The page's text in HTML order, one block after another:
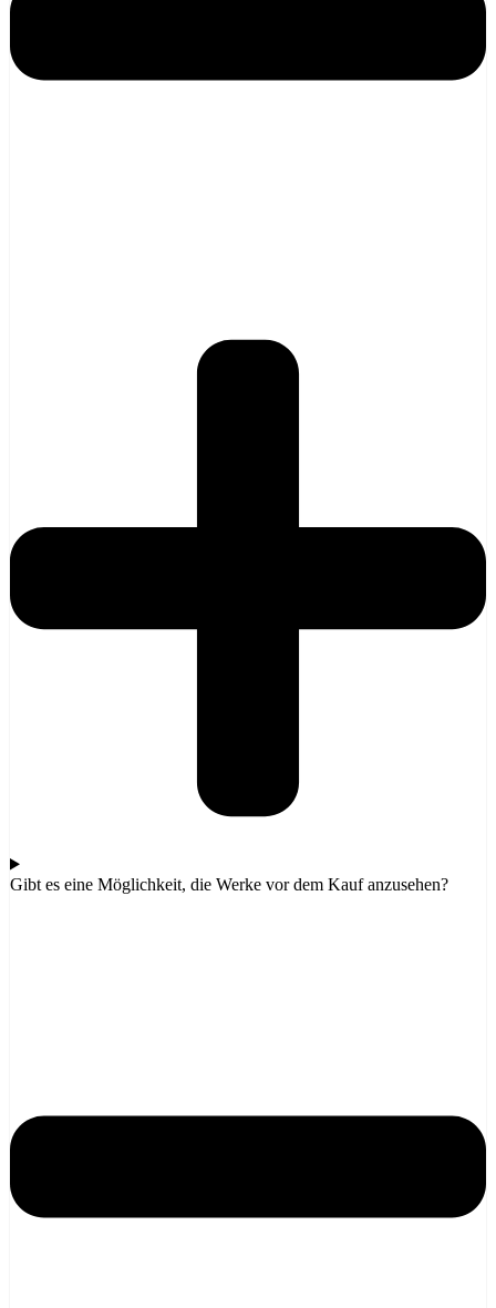
Gibt es eine Möglichkeit, die Werke vor dem Kauf anzusehen?